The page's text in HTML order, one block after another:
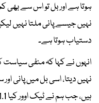
ہوتا ہے اور بل تو اس سے بھی
نہیں جیسے پانی ملتا نہیں
دستیاب ہوتا ہے۔
انہوں نے کہا کہ منفی سیاست
نہیں دیتا، اسی بل میں پانی